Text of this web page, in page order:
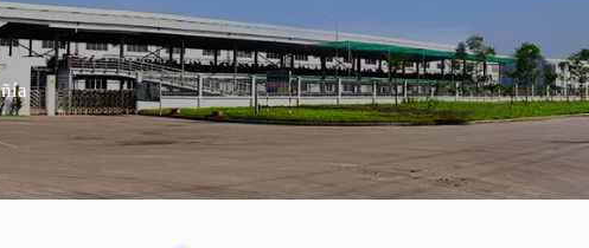
product better to create more value